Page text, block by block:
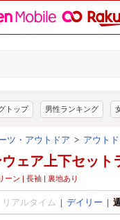
トップ 男性ランキング
ツ・アウトドア > アウト
ウェア上下セット
ーン | 長袖 | 裏地あり
リアルタイム | デイリー |